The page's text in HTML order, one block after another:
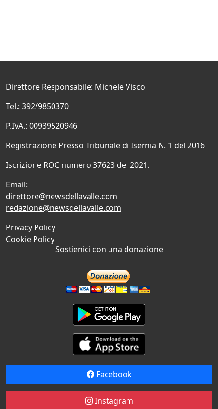
Direttore Responsabile: Michele Visco
Tel.: 392/9850370
P.IVA.: 00939520946
Registrazione Presso Tribunale di Isernia N. 1 del 2016
Iscrizione ROC numero 37623 del 2021.
Email:
direttore@newsdellavalle.com
redazione@newsdellavalle.com
Privacy Policy
Cookie Policy
Sostienici con una donazione
Facebook
Instagram